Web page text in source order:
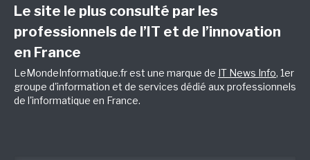
Le site le plus consulté par les
professionnels de l’IT et de l’innovation
en France
LeMondeInformatique.fr est une marque de IT News Info, 1er
groupe d'information et de services dédié aux professionnels
de l'informatique en France.